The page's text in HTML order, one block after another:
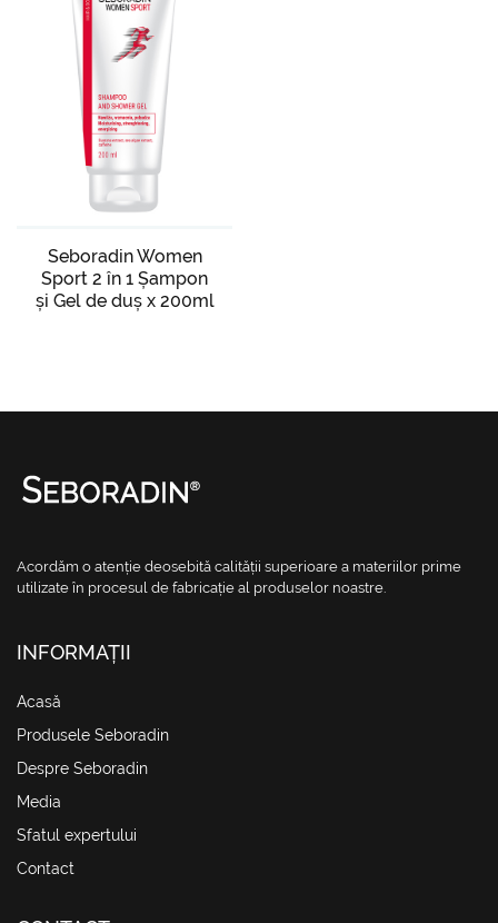
Seboradin Women
Sport 2 în 1 Șampon
și Gel de duș x 200ml
Acordăm o atenție deosebită calității superioare a materiilor prime
utilizate în procesul de fabricație al produselor noastre.
INFORMAȚII
Acasă
Produsele Seboradin
Despre Seboradin
Media
Sfatul expertului
Contact